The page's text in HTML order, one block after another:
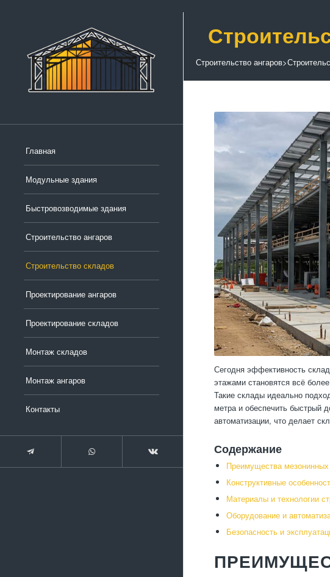
Главная
Модульные здания
Быстровозводимые здания
Строительство ангаров
Строительство складов
Проектирование ангаров
Проектирование складов
Монтаж складов
Монтаж ангаров
Контакты
Строительство ангаров>
Сегодня эффективность
этажами становятся всё
Такие склады идеально
метра и обеспечить быстрый
автоматизации, что делает
Содержание
Преимущества
Конструктивные
Материалы и технологии
Оборудование и
Безопасность и